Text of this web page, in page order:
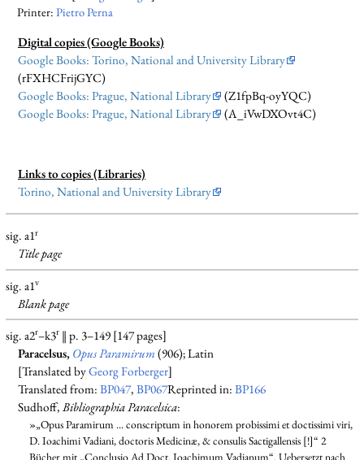
Printer:Pietro Perna
Digital copies (Google Books)
Google Books: Torino, National and University Library
(rFXHCFrijGYC)
Google Books: Prague, National Library
(Z1fpBq-oyYQC)
Google Books: Prague, National Library
(A_iVwDXOvt4C)
Links to copies (Libraries)
Torino, National and University Library
sig. a1r
Title page
sig. a1v
Blankpage
sig. a2r–k3r‖ p. 3–149 [147 pages]
Paracelsus, Opus Paramirum(906); Latin
[Translated byGeorg Forberger]
Translated from:BP047,BP067Reprinted in:BP166
Sudhoff,Bibliographia Paracelsica:
»„Opus Paramirum ... conscriptum in honorem probissimi et doctissimi viri,
D. Ioachimi Vadiani, doctoris Medicinæ, & consulis Sactigallensis [!]“ 2
Bücher mit „Conclusio Ad Doct. Ioachimum Vadianum“. Uebersetzt nach